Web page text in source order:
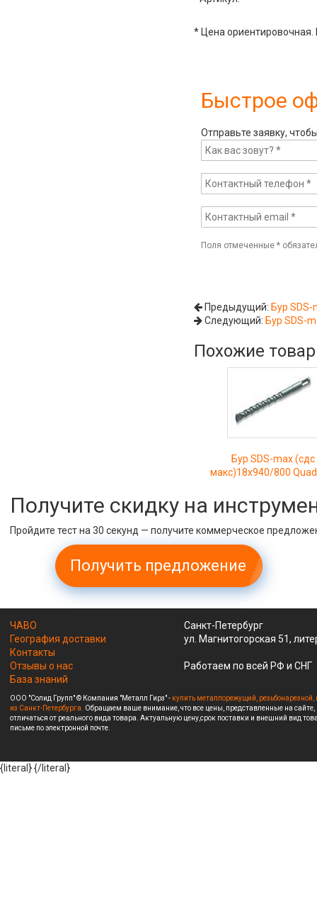
* Цена ориентировочная.
Быстрое
Отправьте заявку,
Поля отмеченные*
Предыдущий: Бур
Следующий: Бур SDS-
Похожие
Бур SDS-max (сдс
макс)18x940/800
Получите скидку на
Пройдите тест на 30 секунд — получите коммерческое
Получить предложение
ЧАВО
География доставки
Контакты
Отзывы о нас
База знаний
Санкт-Петербург
ул. Магнитогорская 51,
Работаем по всей РФ и СНГ
ООО "Солид Групп" © Компания "Металл Гирз" - купить металлорежущий,
из Санкт-Петербурга. Обращаем ваше внимание, что все цены, представленные на
отличаться от реального вида товара. Актуальную цену,срок поставки и внешний вид
письме по электронной почте.
{literal}{/literal}